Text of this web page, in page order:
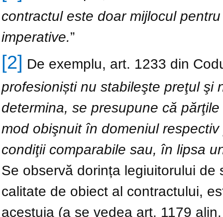
contractul este doar mijlocul
imperative.”
[2] De exemplu, art. 1233 din
profesioniști nu stabileşte preţul şi
determina, se presupune că
mod obişnuit în domeniul
condiţii comparabile sau, în lipsa
Se observă dorința legiuitorului
calitate de obiect al contractului,
acestuia (a se vedea art. 1179